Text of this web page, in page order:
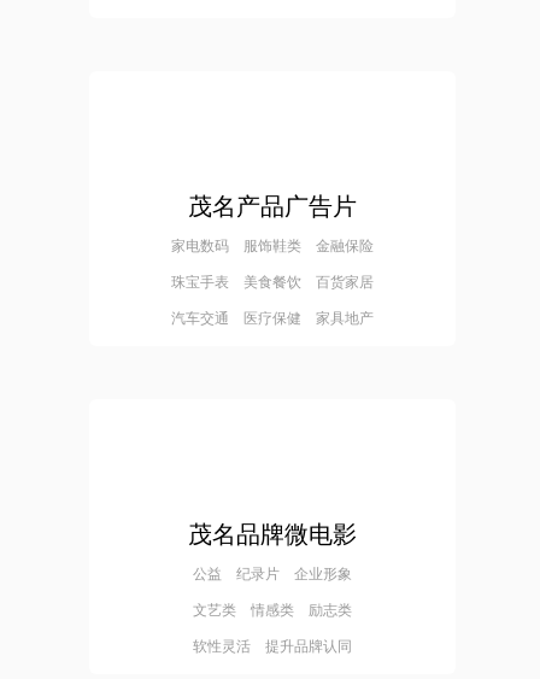
茂名产品广告片
家电数码 服饰鞋类 金融保险
珠宝手表 美食餐饮 百货家居
汽车交通 医疗保健 家具地产
茂名品牌微电影
公益 纪录片 企业形象
文艺类 情感类 励志类
软性灵活 提升品牌认同